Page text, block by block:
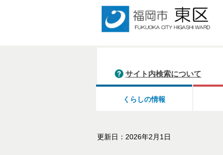
サイト内検索について
くらしの情報
更新日：2026年2月1日